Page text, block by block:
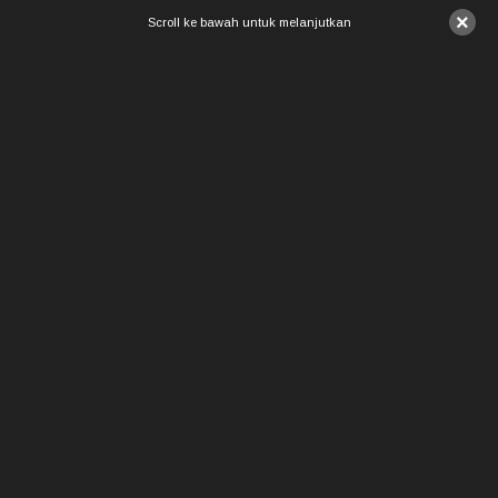
×
Scroll ke bawah untuk melanjutkan